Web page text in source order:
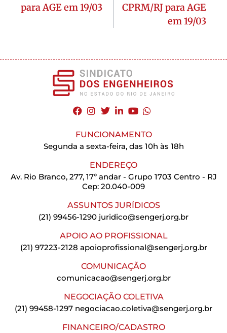
para AGE em 19/03
CPRM/RJ para AGE
em 19/03
FUNCIONAMENTO
Segunda a sexta-feira, das 10h às 18h
ENDEREÇO
Av. Rio Branco, 277, 17º andar - Grupo 1703 Centro - RJ
Cep: 20.040-009
ASSUNTOS JURÍDICOS
(21) 99456-1290 juridico@sengerj.org.br
APOIO AO PROFISSIONAL
(21) 97223-2128 apoioprofissional@sengerj.org.br
COMUNICAÇÃO
comunicacao@sengerj.org.br
NEGOCIAÇÃO COLETIVA
(21) 99458-1297 negociacao.coletiva@sengerj.org.br
FINANCEIRO/CADASTRO